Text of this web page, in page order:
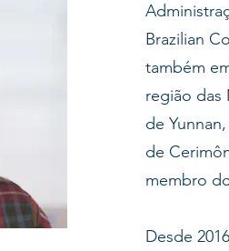
Brazilian
também
região das
de
de
membro
Desde